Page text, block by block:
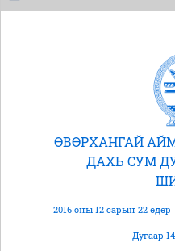
ӨВӨРХАНГАЙ
ДАХЬ СУМ
2016 оны 12 сарын 22 өдөр
Дугаар